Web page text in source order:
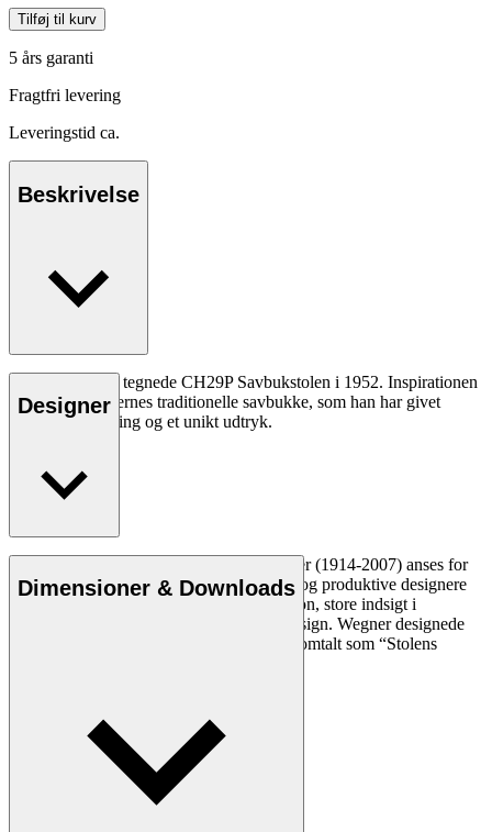
Tilføj til kurv
5 års garanti
Fragtfri levering
Leveringstid ca.
Beskrivelse
Hans J. Wegner tegnede CH29P Savbukstolen i 1952. Inspirationen
fik han fra tømrernes traditionelle savbukke, som han har givet
behagelig polstring og et unikt udtryk.
Designer
Den danske møbeldesigner Hans J. Wegner (1914-2007) anses for
at være en af de mest kreative, innovative og produktive designere
nogensinde. Han var kendt for sin præcision, store indsigt i
håndværk og kompromisløse tilgang til design. Wegner designede
næsten 500 stole i sin levetid og blev ofte omtalt som “Stolens
Dimensioner & Downloads